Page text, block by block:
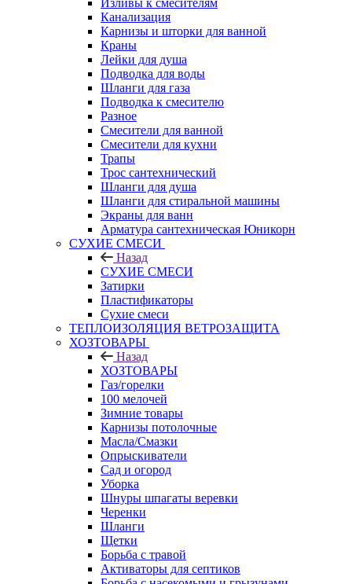
Изливы к смесителям
Канализация
Карнизы и шторки для ванной
Краны
Лейки для душа
Подводка для воды
Шланги для газа
Подводка к смесителю
Разное
Смесители для ванной
Смесители для кухни
Трапы
Трос сантехнический
Шланги для душа
Шланги для стиральной машины
Экраны для ванн
Арматура сантехническая Юникорн
СУХИЕ СМЕСИ
Назад
СУХИЕ СМЕСИ
Затирки
Пластификаторы
Сухие смеси
ТЕПЛОИЗОЛЯЦИЯ ВЕТРОЗАЩИТА
ХОЗТОВАРЫ
Назад
ХОЗТОВАРЫ
Газ/горелки
100 мелочей
Зимние товары
Карнизы потолочные
Масла/Смазки
Опрыскиватели
Сад и огород
Уборка
Шнуры шпагаты веревки
Черенки
Шланги
Щетки
Борьба с травой
Активаторы для септиков